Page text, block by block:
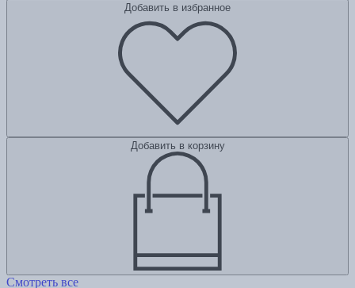
Добавить в избранное
Добавить в корзину
Смотреть все